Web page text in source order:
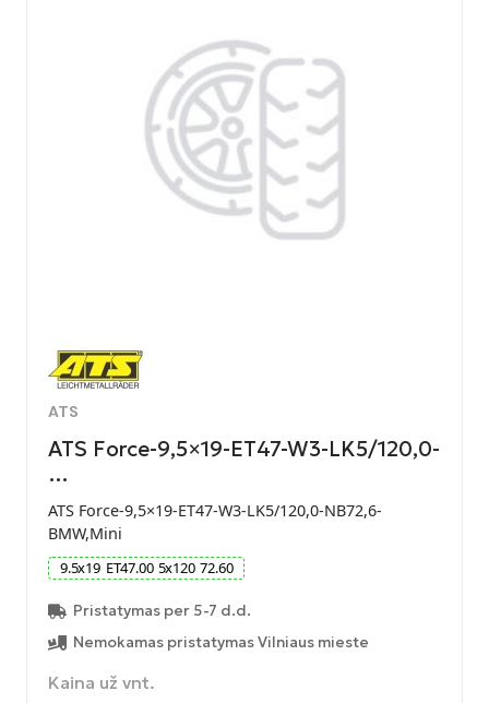
ATS
ATS Force-9,5×19-ET47-W3-LK5/120,0-
…
ATS Force-9,5×19-ET47-W3-LK5/120,0-NB72,6-
BMW,Mini
9.5x19 ET47.00 5x120 72.60
Pristatymas per 5-7 d.d.
Nemokamas pristatymas Vilniaus mieste
Kaina už vnt.